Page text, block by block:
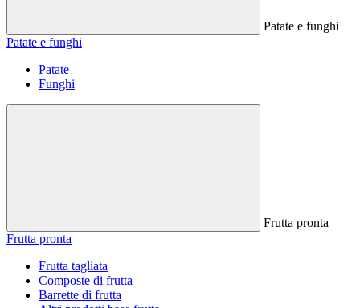
Patate e funghi
Patate e funghi
Patate
Funghi
Frutta pronta
Frutta pronta
Frutta tagliata
Composte di frutta
Barrette di frutta